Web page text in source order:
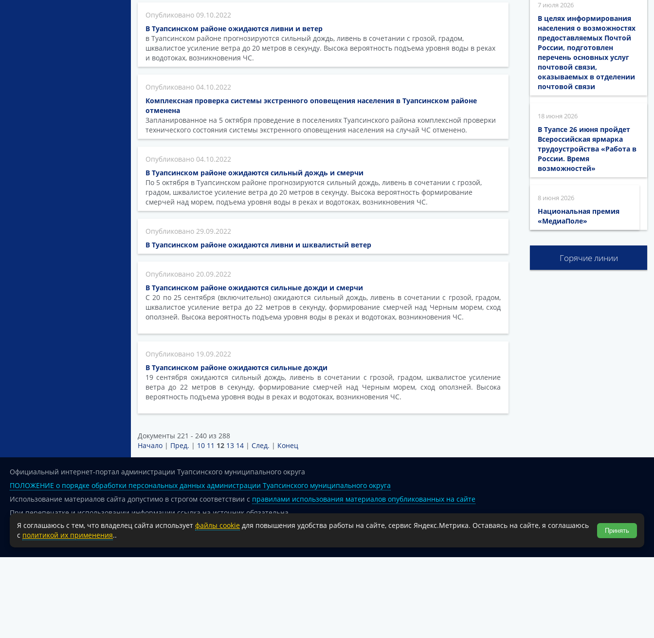
09.10.2022
В Туапсинском районе ожидаются ливни и ветер
в Туапсинском районе прогнозируются сильный дождь, ливень в сочетании с грозой, градом,
шквалистое усиление ветра до 20 метров в секунду. Высока вероятность подъема уровня воды в реках
и водотоках, возникновения ЧС.
04.10.2022
Комплексная проверка системы экстренного оповещения населения в Туапсинском районе
отменена
Запланированное на 5 октября проведение в поселениях Туапсинского района комплексной проверки
технического состояния системы экстренного оповещения населения на случай ЧС отменено.
04.10.2022
В Туапсинском районе ожидаются сильный дождь и смерчи
По 5 октября в Туапсинском районе прогнозируются сильный дождь, ливень в сочетании с грозой,
градом, шквалистое усиление ветра до 20 метров в секунду. Высока вероятность формирование
смерчей над морем, подъема уровня воды в реках и водотоках, возникновения ЧС.
29.09.2022
В Туапсинском районе ожидаются ливни и шквалистый ветер
20.09.2022
В Туапсинском районе ожидаются сильные дожди и смерчи
C 20 по 25 сентября (включительно) ожидаются сильный дождь, ливень в сочетании с грозой, градом,
шквалистое усиление ветра до 22 метров в секунду, формирование смерчей над Черным морем, сход
оползней. Высока вероятность подъема уровня воды в реках и водотоках, возникновения ЧС.
19.09.2022
В Туапсинском районе ожидаются сильные дожди
19 сентября ожидаются сильный дождь, ливень в сочетании с грозой, градом, шквалистое усиление
ветра до 22 метров в секунду, формирование смерчей над Черным морем, сход оползней. Высока
вероятность подъема уровня воды в реках и водотоках, возникновения ЧС.
Документы 221 - 240 из 288
Начало| Пред. | 10 11 12 13 14| След. | Конец
7 июля 2026
В целях информирования
населения о возможностях
предоставляемых Почтой
России, подготовлен
перечень основных услуг
почтовой связи,
оказываемых в отделении
почтовой связи
18 июня 2026
В Туапсе 26 июня пройдет
Всероссийская ярмарка
трудоустройства «Работа в
России. Время
возможностей»
8 июня 2026
Национальная премия
«МедиаПоле»
Горячие линии
Официальный интернет-портал администрации Туапсинского муниципального округа
ПОЛОЖЕНИЕ о порядке обработки персональных данных администрации Туапсинского муниципального округа
Использование материалов сайта допустимо в строгом соответствии с правилами использования материалов опубликованных на сайте
При перепечатке и использовании информации ссылка на источник обязательна.
Для сайтов и страниц сети Интернет обязательна активная гиперссылка на официальный интернет-портал администрации Туапсинского муниципального округа.
18+
Я соглашаюсь с тем, что владелец сайта использует файлы cookie для повышения удобства работы на сайте, сервис Яндекс.Метрика. Оставаясь на сайте, я соглашаюсь
с политикой их применения.. Принять